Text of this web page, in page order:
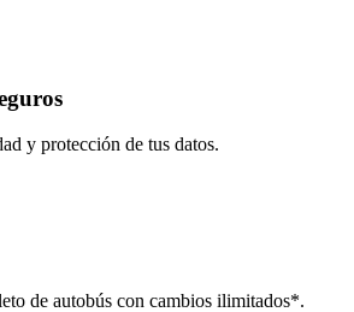
y protección de tus datos.
de autobús con cambios ilimitados*.